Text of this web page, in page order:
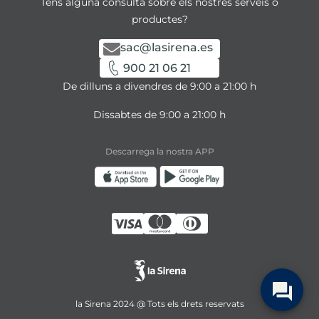
productes?
sac@lasirena.es
900 21 06 21
De dilluns a divendres de 9:00 a 21:00 h
Dissabtes de 9:00 a 21:00 h
Descarrega la nostra APP
la Sirena 2024 @ Tots els drets reservats